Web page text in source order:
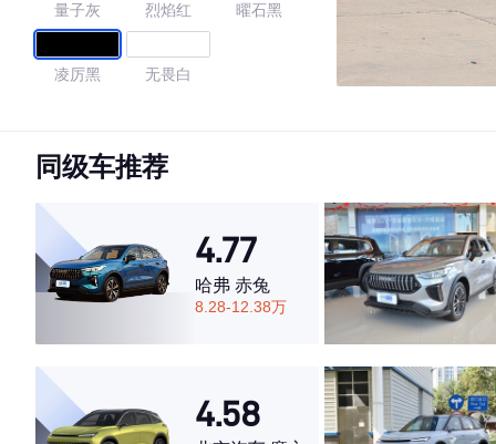
量子灰 烈焰红 曜石黑
凌厉黑 无畏白
4.59
·外观表现一般，低于86%同级车
·内饰表现一般，低于55%同级车
·空间表现一般，低于68%同级车
同级车推荐
4.77
哈弗 赤兔
8.28-12.38万
4.58